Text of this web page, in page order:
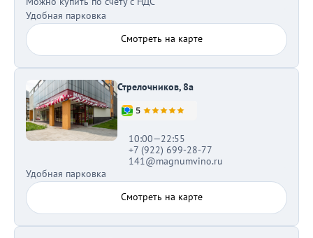
Удобная парковка
Смотреть на карте
Стрелочников, 8а
10:00—22:55
+7 (922) 699-28-77
141@magnumvino.ru
Удобная парковка
Смотреть на карте